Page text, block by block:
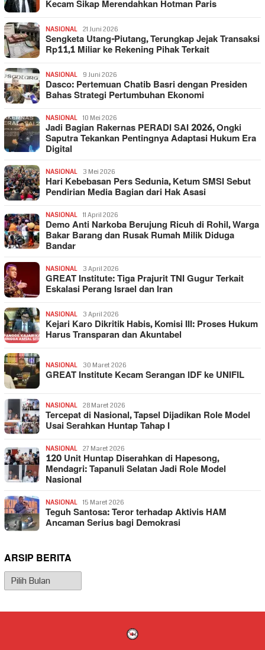
Kecam Sikap Merendahkan Hotman Paris
NASIONAL 21 Juni 2026
Sengketa Utang-Piutang, Terungkap Jejak Transaksi
Rp11,1 Miliar ke Rekening Pihak Terkait
NASIONAL 9 Juni 2026
Dasco: Pertemuan Chatib Basri dengan Presiden
Bahas Strategi Pertumbuhan Ekonomi
NASIONAL 10 Mei 2026
Jadi Bagian Rakernas PERADI SAI 2026, Ongki
Saputra Tekankan Pentingnya Adaptasi Hukum Era
Digital
NASIONAL 3 Mei 2026
Hari Kebebasan Pers Sedunia, Ketum SMSI Sebut
Pendirian Media Bagian dari Hak Asasi
NASIONAL 11 April 2026
Demo Anti Narkoba Berujung Ricuh di Rohil, Warga
Bakar Barang dan Rusak Rumah Milik Diduga
Bandar
NASIONAL 3 April 2026
GREAT Institute: Tiga Prajurit TNI Gugur Terkait
Eskalasi Perang Israel dan Iran
NASIONAL 3 April 2026
Kejari Karo Dikritik Habis, Komisi III: Proses Hukum
Harus Transparan dan Akuntabel
NASIONAL 30 Maret 2026
GREAT Institute Kecam Serangan IDF ke UNIFIL
NASIONAL 28 Maret 2026
Tercepat di Nasional, Tapsel Dijadikan Role Model
Usai Serahkan Huntap Tahap I
NASIONAL 27 Maret 2026
120 Unit Huntap Diserahkan di Hapesong,
Mendagri: Tapanuli Selatan Jadi Role Model
Nasional
NASIONAL 15 Maret 2026
Teguh Santosa: Teror terhadap Aktivis HAM
Ancaman Serius bagi Demokrasi
ARSIP BERITA
Arsip
Berita